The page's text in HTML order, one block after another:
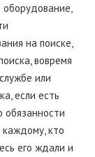
на поиске,
вовремя
или
если есть
обязанности
каждому, кто
его ждали и